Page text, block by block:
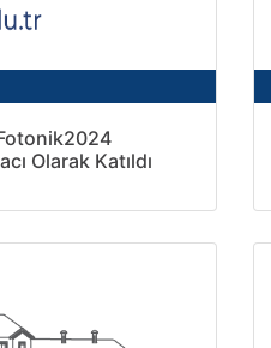
Olarak Katıldı